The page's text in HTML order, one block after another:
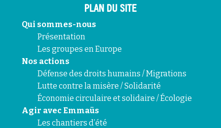
PLAN DU SITE
Qui sommes-nous
Présentation
Les groupes en Europe
Nos actions
Défense des droits humains / Migrations
Lutte contre la misère / Solidarité
Économie circulaire et solidaire / Écologie
Agir avec Emmaüs
Les chantiers d’été